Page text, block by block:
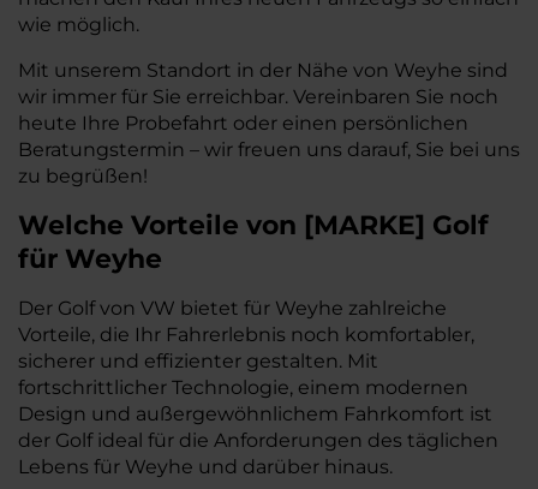
wie möglich.
Mit unserem Standort in der Nähe von Weyhe sind
wir immer für Sie erreichbar. Vereinbaren Sie noch
heute Ihre Probefahrt oder einen persönlichen
Beratungstermin – wir freuen uns darauf, Sie bei uns
zu begrüßen!
Welche Vorteile von [MARKE] Golf
für Weyhe
Der Golf von VW bietet für Weyhe zahlreiche
Vorteile, die Ihr Fahrerlebnis noch komfortabler,
sicherer und effizienter gestalten. Mit
fortschrittlicher Technologie, einem modernen
Design und außergewöhnlichem Fahrkomfort ist
der Golf ideal für die Anforderungen des täglichen
Lebens für Weyhe und darüber hinaus.